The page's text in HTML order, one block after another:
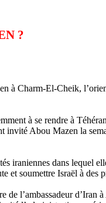
?
à Charm-El-Cheik,
à se rendre à
invité Abou Mazen la
iraniennes dans lequel
et soumettre Israël à des
l’ambassadeur